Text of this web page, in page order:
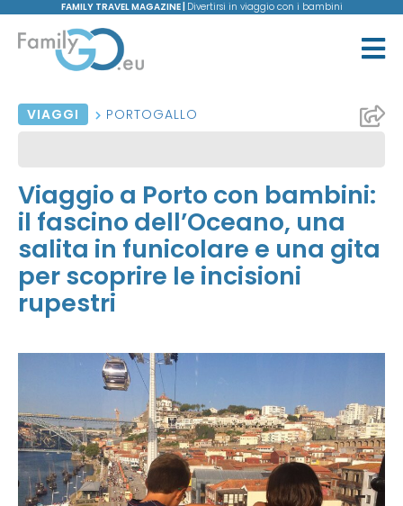
FAMILY TRAVEL MAGAZINE | Divertirsi in viaggio con i bambini
VIAGGI PORTOGALLO
Viaggio a Porto con bambini:
il fascino dell’Oceano, una
salita in funicolare e una gita
per scoprire le incisioni
rupestri